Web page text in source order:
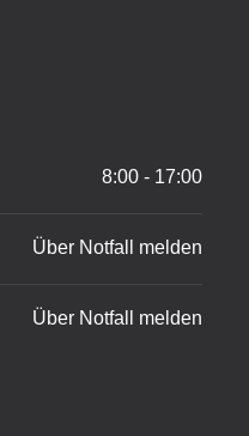
8:00 - 17:00
Über Notfall melden
Über Notfall melden